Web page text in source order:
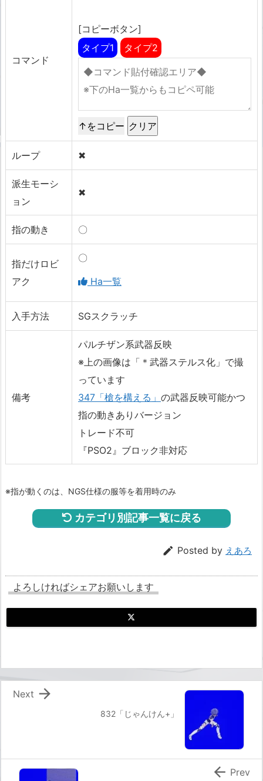
コマンド
[コピーボタン]
タイプ1
タイプ2
↑をコピー
ループ ✖
派生モーシ
ョン
✖
指の動き 〇
指だけロビ
アク
〇
Ha一覧
入手方法 SGスクラッチ
備考
パルチザン系武器反映
※上の画像は「＊武器ステルス化」で撮
っています
347「槍を構える」 の武器反映可能かつ
指の動きありバージョン
トレード不可
『PSO2』ブロック非対応
※指が動くのは、NGS仕様の服等を着用時のみ
カテゴリ別記事一覧に戻る
 Posted by えあろ
よろしければシェアお願いします
832「じゃんけん+」

Next
 Prev